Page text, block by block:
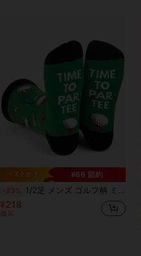
¥66 節約
-23% 1/2足 メンズ ゴルフ柄 ミッドカーフソックス、ゴルファーへの面白いギフトに最適、ユニセックスサイズ、誕生日やちょっとしたプレゼントに最適
¥218
概算